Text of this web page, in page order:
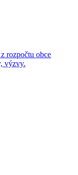
rozpočtu obce
výzvy.